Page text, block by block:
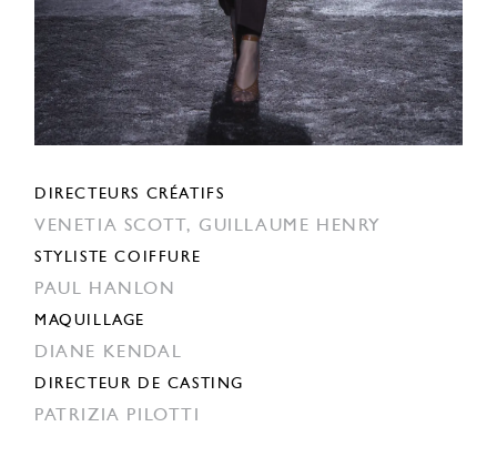
DIRECTEURS CRÉATIFS
VENETIA SCOTT, GUILLAUME HENRY
STYLISTE COIFFURE
PAUL HANLON
MAQUILLAGE
DIANE KENDAL
DIRECTEUR DE CASTING
PATRIZIA PILOTTI